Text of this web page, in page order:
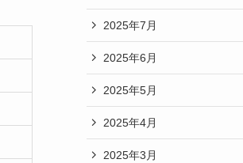
2025年7月
2025年6月
2025年5月
2025年4月
2025年3月